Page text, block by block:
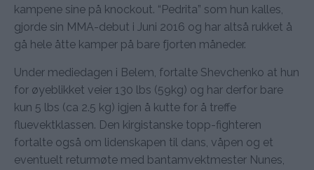
kampene sine på knockout. “Pedrita” som hun kalles,
gjorde sin MMA-debut i Juni 2016 og har altså rukket å
gå hele åtte kamper på bare fjorten måneder.
Under mediedagen i Belem, fortalte Shevchenko at hun
for øyeblikket veier 130 lbs (59kg) og har derfor bare
kun 5 lbs (ca 2.5 kg) igjen å kutte for å treffe
fluevektklassen. Den kirgistanske topp-fighteren
fortalte også om lidenskapen til dans, våpen og et
eventuelt returmøte med bantamvektmester Nunes,